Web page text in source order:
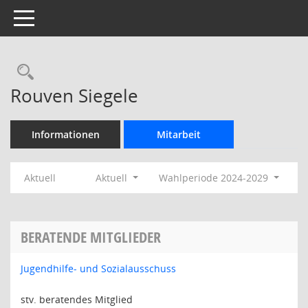
Toggle navigation
Rechercheauswahl
Rouven Siegele
Informationen Mitarbeit
Aktuell Aktuell Wahlperiode 2024-2029
BERATENDE MITGLIEDER
Jugendhilfe- und Sozialausschuss
stv. beratendes Mitglied